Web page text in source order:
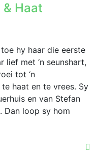
Haat
hy haar die eerste
lief met ‘n seunshart,
tot ‘n
haat en te vrees. Sy
en van Stefan
Dan loop sy hom